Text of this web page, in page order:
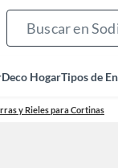
Deco HogarTipos de
y Rieles para Cortinas